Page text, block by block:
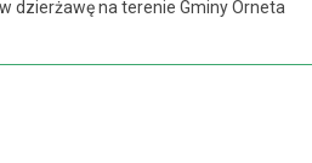
dzierżawę na terenie Gminy Orneta